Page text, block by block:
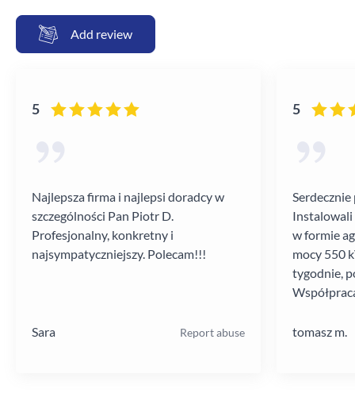
Add review
5
Najlepsza firma i najlepsi doradcy w
szczególności Pan Piotr D.
Profesjonalny, konkretny i
najsympatyczniejszy. Polecam!!!
Sara Report abuse
5
Instalowali
w formie
mocy 550
tygodnie,
tomasz m.